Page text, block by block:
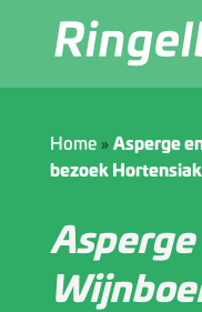
Home» Asperge
bezoek
Asperge